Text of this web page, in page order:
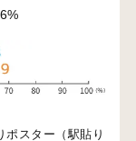
ポスター（駅貼り